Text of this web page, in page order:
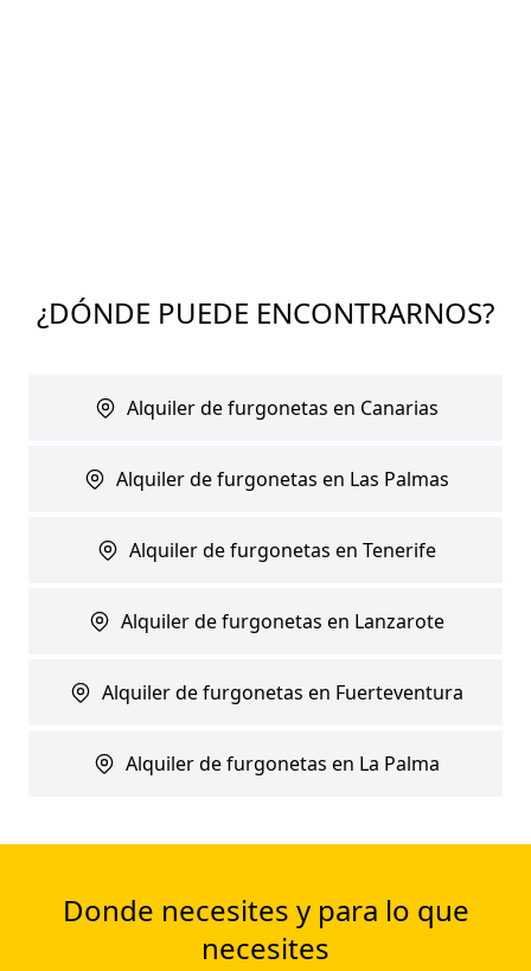
¿DÓNDE PUEDE ENCONTRARNOS?
Alquiler de furgonetas en Canarias
Alquiler de furgonetas en Las Palmas
Alquiler de furgonetas en Tenerife
Alquiler de furgonetas en Lanzarote
Alquiler de furgonetas en Fuerteventura
Alquiler de furgonetas en La Palma
Donde necesites y para lo que
necesites